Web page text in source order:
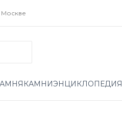
Москве
КАМНИЭНЦИКЛОПЕДИЯ